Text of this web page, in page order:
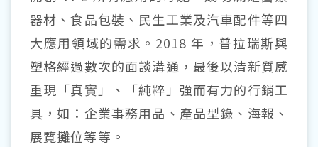
器材、食品包裝、民生工業及汽車配件等四
大應用領域的需求。2018 年，普拉瑞斯與
塑格經過數次的面談溝通，最後以清新質感
重現「真實」、「純粹」強而有力的行銷工
具，如：企業事務用品、產品型錄、海報、
展覽攤位等等。